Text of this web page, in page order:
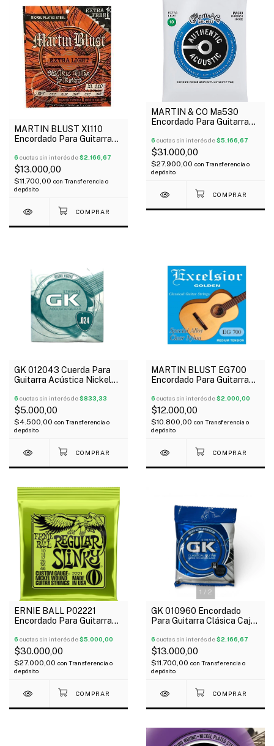
MARTIN BLUST Xl110
Encordado Para Guitarra
Light
6 cuotas sin interés de$2.166,67
$13.000,00
$11.700,00 con Transferencia o
depósito
MARTIN & CO Ma530
Encordado Para Guitarra
Phosphor Bronce 10-047
6 cuotas sin interés de$5.166,67
$31.000,00
$27.900,00 con Transferencia o
depósito
GK 012043 Cuerda Para
Guitarra Acústica Nickel
6 cuotas sin interés de$833,33
$5.000,00
$4.500,00 con Transferencia o
depósito
MARTIN BLUST EG700
Encordado Para Guitarra
Media
6 cuotas sin interés de$2.000,00
$12.000,00
$10.800,00 con Transferencia o
depósito
ERNIE BALL P02221
Encordado Para Guitarra
010-046
6 cuotas sin interés de$5.000,00
$30.000,00
$27.000,00 con Transferencia o
depósito
1 / 2
GK 010960 Encordado
Para Guitarra Clásica Caja
6 cuotas sin interés de$2.166,67
$13.000,00
$11.700,00 con Transferencia o
depósito